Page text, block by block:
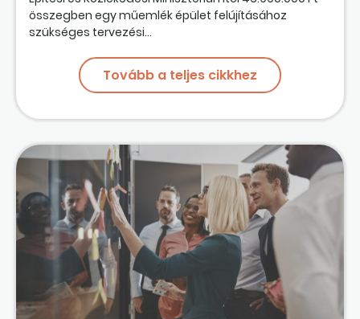
összegben egy műemlék épület felújításához
szükséges tervezési...
Tovább a teljes cikkhez